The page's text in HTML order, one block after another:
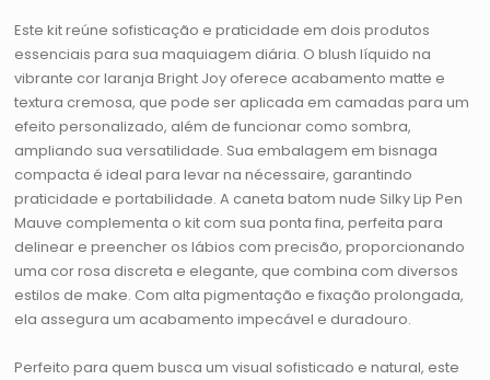
Este kit reúne sofisticação e praticidade em dois produtos
essenciais para sua maquiagem diária. O blush líquido na
vibrante cor laranja Bright Joy oferece acabamento matte e
textura cremosa, que pode ser aplicada em camadas para um
efeito personalizado, além de funcionar como sombra,
ampliando sua versatilidade. Sua embalagem em bisnaga
compacta é ideal para levar na nécessaire, garantindo
praticidade e portabilidade. A caneta batom nude Silky Lip Pen
Mauve complementa o kit com sua ponta fina, perfeita para
delinear e preencher os lábios com precisão, proporcionando
uma cor rosa discreta e elegante, que combina com diversos
estilos de make. Com alta pigmentação e fixação prolongada,
ela assegura um acabamento impecável e duradouro.
Perfeito para quem busca um visual sofisticado e natural, este